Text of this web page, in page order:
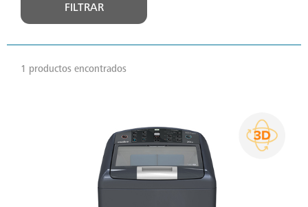
FILTRAR
1 productos encontrados
MÁS